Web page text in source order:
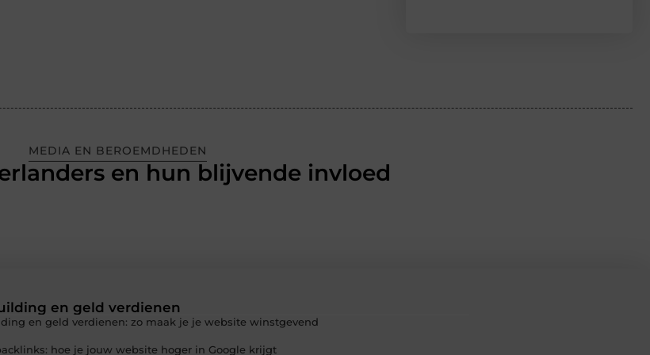
MEDIA EN BEROEMDHEDEN
en hun blijvende invloed
en geld verdienen
en geld verdienen: zo maak je je website winstgevend
hoe je jouw website hoger in Google krijgt